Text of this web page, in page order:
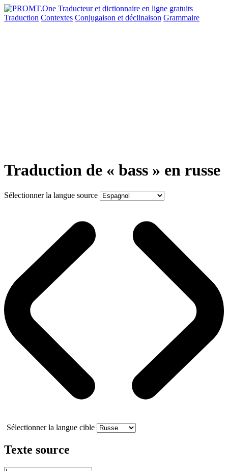
Traduction Contextes Conjugaison et déclinaison Grammaire
Traduction de « bass » en russe
Sélectionner la langue source
Sélectionner la langue cible
Texte source